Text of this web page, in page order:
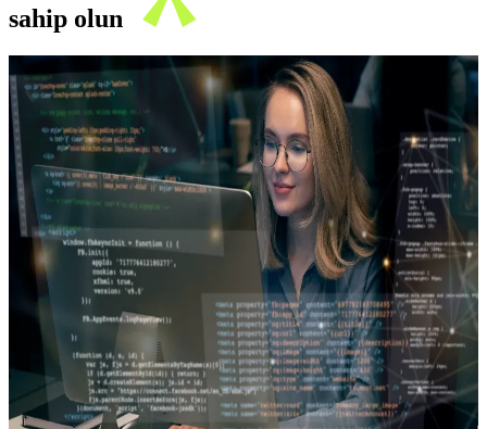
sahip olun